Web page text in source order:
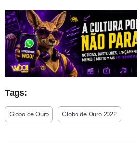
Tags:
Globo de Ouro Globo de Ouro 2022